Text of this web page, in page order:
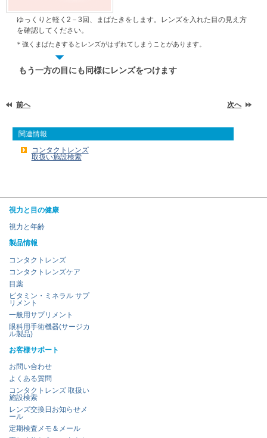
ゆっくりと軽く2－3回、まばたきをします。レンズを入れた目の見え方
を確認してください。
＊強くまばたきするとレンズがはずれてしまうことがあります。
もう一方の目にも同様にレンズをつけます
前へ 次へ
関連情報
コンタクトレンズ
取扱い施設検索
視力と目の健康
視力と年齢
製品情報
コンタクトレンズ
コンタクトレンズケア
目薬
ビタミン・ミネラル サプ
リメント
一般用サプリメント
眼科用手術機器(サージカ
ル製品)
お客様サポート
お問い合わせ
よくある質問
コンタクトレンズ 取扱い
施設検索
レンズ交換日お知らせメ
ール
定期検査メモ＆メール